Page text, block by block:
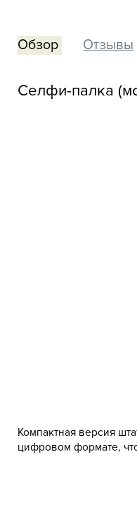
Обзор Отзывы
Селфи-палка
Компактная версия
цифровом формате,